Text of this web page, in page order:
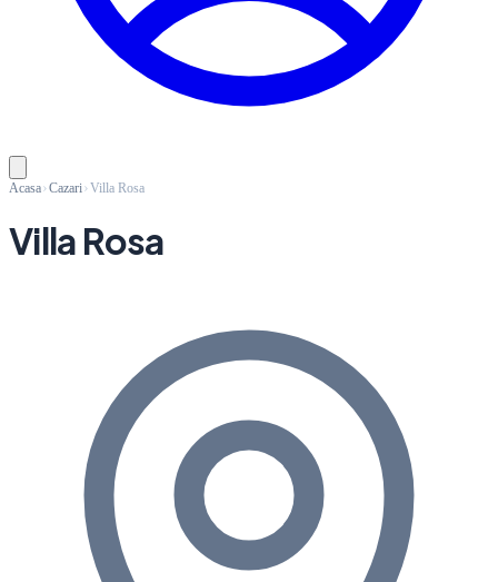
Acasa Cazari Villa Rosa
Villa Rosa